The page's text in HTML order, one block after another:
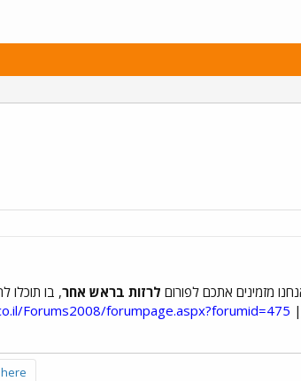
מזמינים אתכם לפורום לרזות בראש אחר, בו תוכלו
Forums2008/forumpage.aspx?forumid=475